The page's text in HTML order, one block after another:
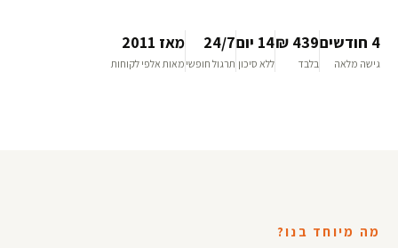
4 חודשים
גישה מלאה
439 ₪
בלבד
14 יום
ללא סיכון
24/7
תרגול חופשי
מאז 2011
מאות אלפי לקוחות
מה מיוחד בנו?